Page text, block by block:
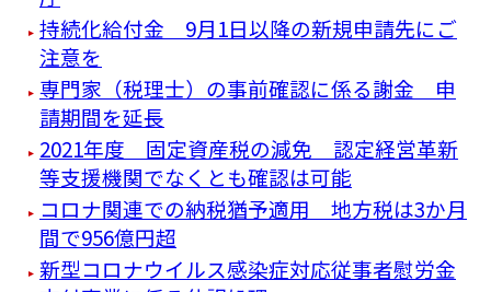
持続化給付金 9月1日以降の新規申請先にご
注意を
専門家（税理士）の事前確認に係る謝金 申
請期間を延長
2021年度 固定資産税の減免 認定経営革新
等支援機関でなくとも確認は可能
コロナ関連での納税猶予適用 地方税は3か月
間で956億円超
新型コロナウイルス感染症対応従事者慰労金